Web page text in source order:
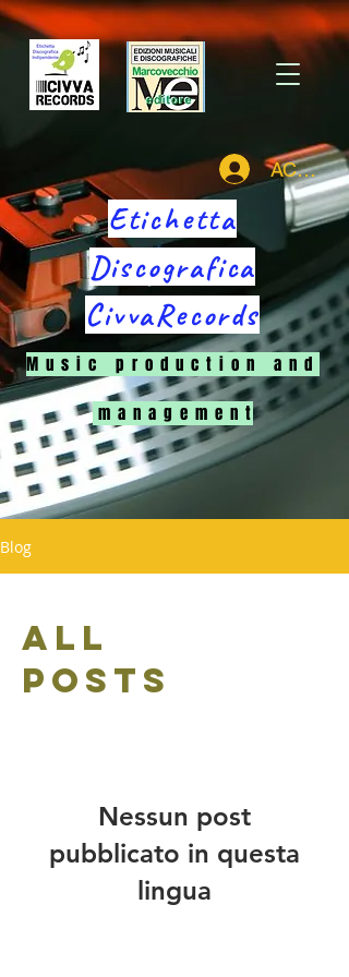
ACCEDI
Etichetta
Discografica
CivvaRecords
M u s i c p r o d u c t i o n a n d
m a n a g e m e n t
Blog
All
Posts
Nessun post
pubblicato in questa
lingua